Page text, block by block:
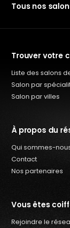
Tous nos
Trouver votre
Liste des salons
Salon par
Salon par villes
À propos du
Qui sommes-
Contact
Nos partenaires
Vous êtes
Rejoindre le